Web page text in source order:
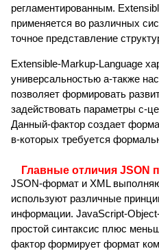
регламентированным.
применяется во различных
точное представление
Extensible-Markup-Language
универсальностью а-также
позволяет формировать
задействовать параметры с-
Данный-фактор создает
в-которых требуется
Главные отличия JSON
JSON-формат и XML
используют различные
информации. JavaScript-
простой синтаксис плюс
фактор формирует формат